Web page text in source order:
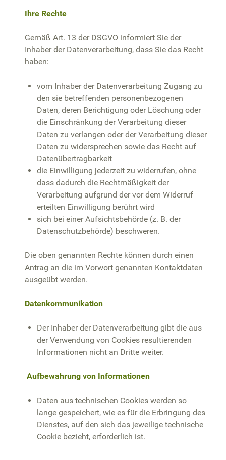
Ihre Rechte
Gemäß Art. 13 der DSGVO informiert Sie der
Inhaber der Datenverarbeitung, dass Sie das Recht
haben:
vom Inhaber der Datenverarbeitung Zugang zu
den sie betreffenden personenbezogenen
Daten, deren Berichtigung oder Löschung oder
die Einschränkung der Verarbeitung dieser
Daten zu verlangen oder der Verarbeitung dieser
Daten zu widersprechen sowie das Recht auf
Datenübertragbarkeit
die Einwilligung jederzeit zu widerrufen, ohne
dass dadurch die Rechtmäßigkeit der
Verarbeitung aufgrund der vor dem Widerruf
erteilten Einwilligung berührt wird
sich bei einer Aufsichtsbehörde (z. B. der
Datenschutzbehörde) beschweren.
Die oben genannten Rechte können durch einen
Antrag an die im Vorwort genannten Kontaktdaten
ausgeübt werden.
Datenkommunikation
Der Inhaber der Datenverarbeitung gibt die aus
der Verwendung von Cookies resultierenden
Informationen nicht an Dritte weiter.
Aufbewahrung von Informationen
Daten aus technischen Cookies werden so
lange gespeichert, wie es für die Erbringung des
Dienstes, auf den sich das jeweilige technische
Cookie bezieht, erforderlich ist.